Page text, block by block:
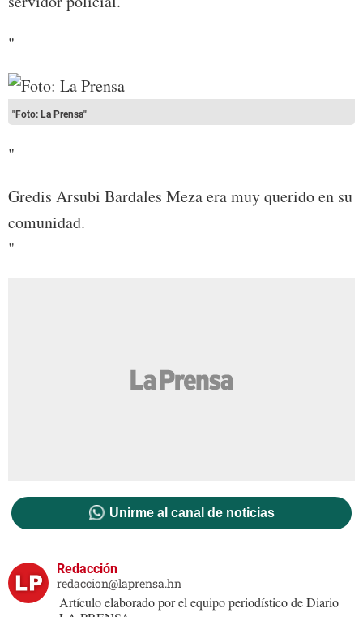
"
"Foto: La Prensa"
"
Gredis Arsubi Bardales Meza era muy querido en su
comunidad.
"
Unirme al canal de noticias
Redacción
redaccion@laprensa.hn
Artículo elaborado por el equipo periodístico de Diario